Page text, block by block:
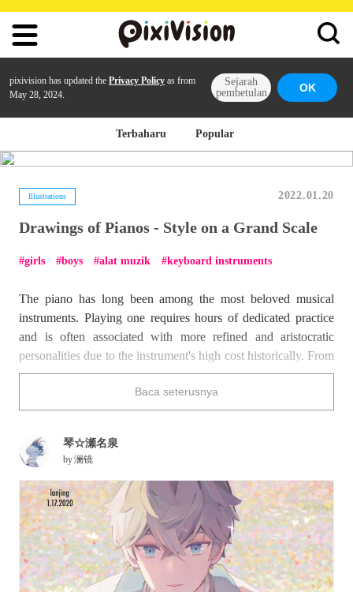
pixivision has updated the Privacy Policy as from
May 28, 2024.
Sejarah
pembetulan
OK
Terbaharu Popular
Illustrations 2022.01.20
Drawings of Pianos - Style on a Grand Scale
girls boys alat muzik keyboard instruments
The piano has long been among the most beloved musical
instruments. Playing one requires hours of dedicated practice
and is often associated with more refined and aristocratic
personalities due to the instrument's high cost historically. From
its beautiful appearance to the wondrous sounds it can produce,
the piano can become a vital part of a character, both visually
and audibly.
Baca seterusnya
琴☆瀬名泉
by澜镜